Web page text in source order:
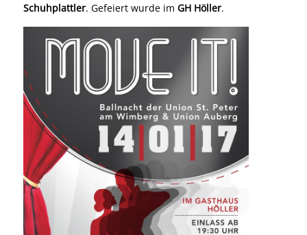
Schuhplattler. Gefeiert wurde im GH Höller.